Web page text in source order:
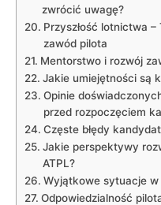
zwrócić uwagę?
Przyszłość lotnictwa
zawód pilota
Mentorstwo i rozwój
Jakie umiejętności są
Opinie
przed rozpoczęciem
Częste błędy
Jakie perspektywy
ATPL?
Wyjątkowe sytuacje
Odpowiedzialność